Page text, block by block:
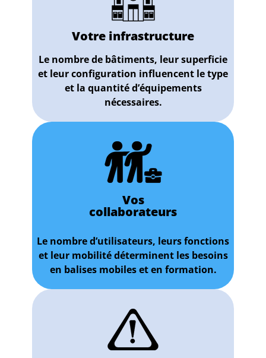
Votre infrastructure
Le nombre de bâtiments, leur superficie
et leur configuration influencent le type
et la quantité d’équipements
nécessaires.
Vos
collaborateurs
Le nombre d’utilisateurs, leurs fonctions
et leur mobilité déterminent les besoins
en balises mobiles et en formation.